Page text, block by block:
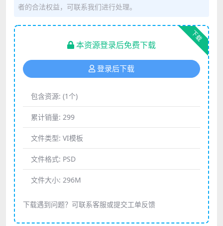
者的合法权益，可联系我们进行处理。
下载
本资源登录后免费下载
登录后下载
包含资源: (1个)
累计销量: 299
文件类型: VI模板
文件格式: PSD
文件大小: 296M
下载遇到问题？可联系客服或提交工单反馈